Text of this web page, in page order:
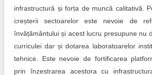
infrastructură și forța de muncă calitativă.
creșterii sectoarelor este nevoie de
învățământului și acest lucru presupune nu
curriculei dar și dotarea laboratoarelor
tehnice. Este nevoie de fortificarea
prin înzestrarea acestora cu